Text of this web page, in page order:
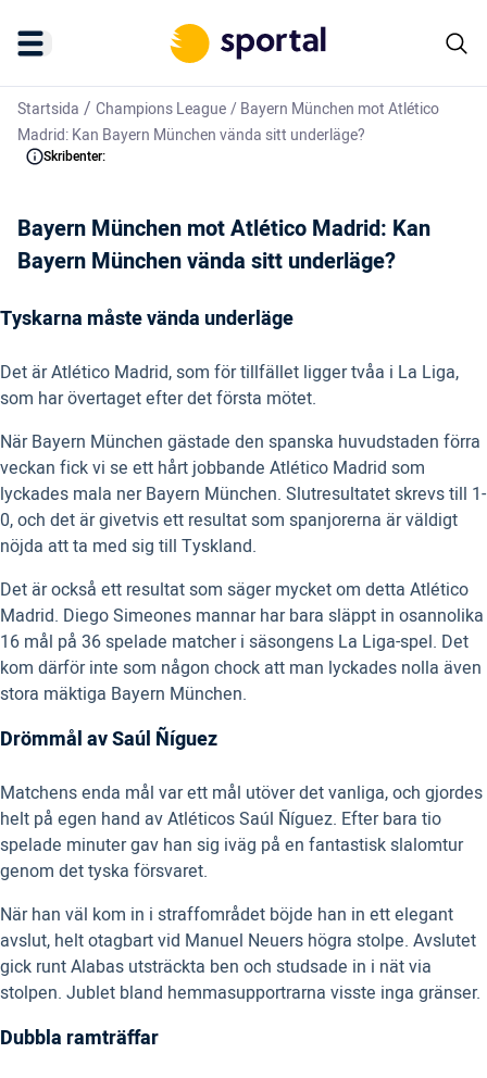
Startsida / Champions League/Bayern München mot Atlético
Madrid: Kan Bayern München vända sitt underläge?
Skribenter:
Bayern München mot Atlético Madrid: Kan
Bayern München vända sitt underläge?
Tyskarna måste vända underläge
Det är Atlético Madrid, som för tillfället ligger tvåa i La Liga,
som har övertaget efter det första mötet.
När Bayern München gästade den spanska huvudstaden förra
veckan fick vi se ett hårt jobbande Atlético Madrid som
lyckades mala ner Bayern München. Slutresultatet skrevs till 1-
0, och det är givetvis ett resultat som spanjorerna är väldigt
nöjda att ta med sig till Tyskland.
Det är också ett resultat som säger mycket om detta Atlético
Madrid. Diego Simeones mannar har bara släppt in osannolika
16 mål på 36 spelade matcher i säsongens La Liga-spel. Det
kom därför inte som någon chock att man lyckades nolla även
stora mäktiga Bayern München.
Drömmål av Saúl Ñíguez
Matchens enda mål var ett mål utöver det vanliga, och gjordes
helt på egen hand av Atléticos Saúl Ñíguez. Efter bara tio
spelade minuter gav han sig iväg på en fantastisk slalomtur
genom det tyska försvaret.
När han väl kom in i straffområdet böjde han in ett elegant
avslut, helt otagbart vid Manuel Neuers högra stolpe. Avslutet
gick runt Alabas utsträckta ben och studsade in i nät via
stolpen. Jublet bland hemmasupportrarna visste inga gränser.
Dubbla ramträffar